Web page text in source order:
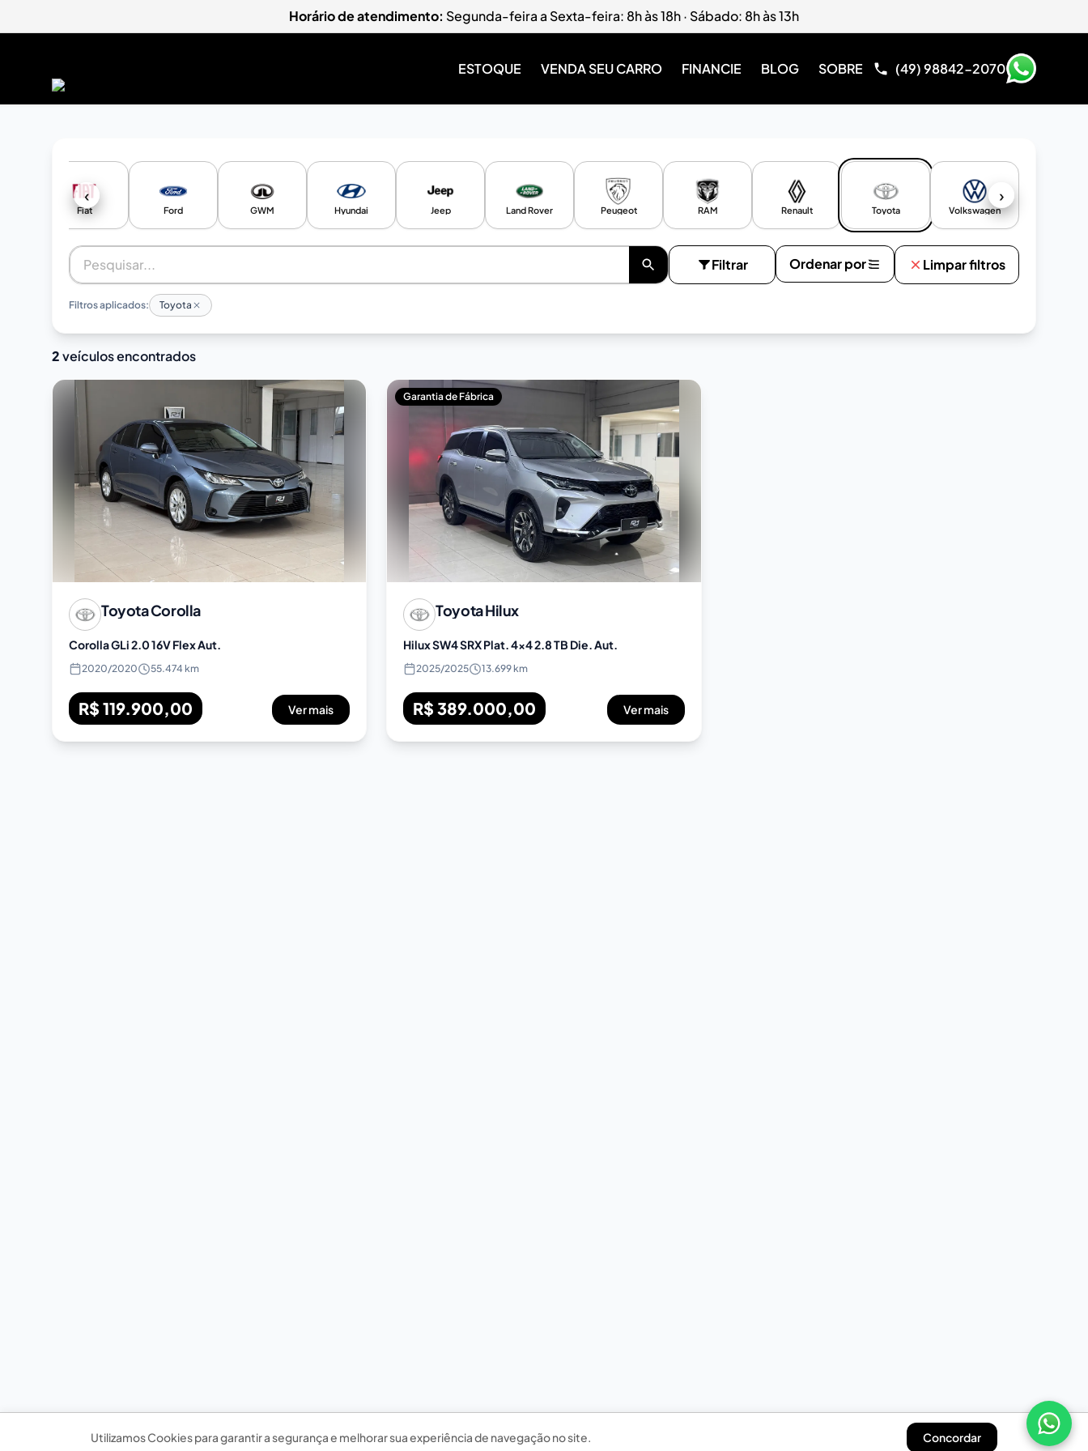
Horário de atendimento: Segunda-feira a Sexta-feira: 8h às 18h · Sábado: 8h às 13h
ESTOQUE VENDA SEU CARRO FINANCIE BLOG SOBRE (49) 98842-2070
‹ ›
Fiat Ford GWM Hyundai Jeep Land Rover Peugeot RAM Renault Toyota Volkswagen
Filtrar Ordenar por Limpar filtros
Filtros aplicados: Toyota
2veículos encontrados
ToyotaCorolla
Corolla GLi 2.0 16V Flex Aut.
2020/2020 55.474 km
R$ 119.900,00 Ver mais
Garantia de Fábrica
ToyotaHilux
Hilux SW4 SRX Plat. 4x4 2.8 TB Die. Aut.
2025/2025 13.699 km
R$ 389.000,00 Ver mais
Utilizamos Cookies para garantir a segurança e melhorar sua experiência de navegação no site. Concordar